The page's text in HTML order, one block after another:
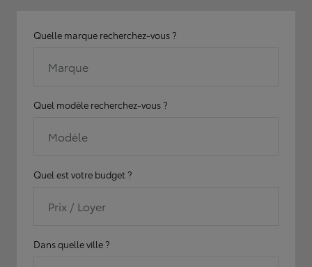
Quelle marque recherchez-vous ?
Marque
Quel modèle recherchez-vous ?
Modèle
Quel est votre budget ?
Prix / Loyer
Dans quelle ville ?